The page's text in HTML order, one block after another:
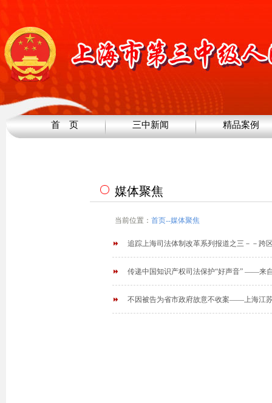
首 页 三中新闻 精品案例
媒体聚焦
当前位置： 首页--媒体聚焦
追踪上海司法体制改革系列报道之三－－跨
传递中国知识产权司法保护“好声音” ——来
不因被告为省市政府故意不收案——上海江